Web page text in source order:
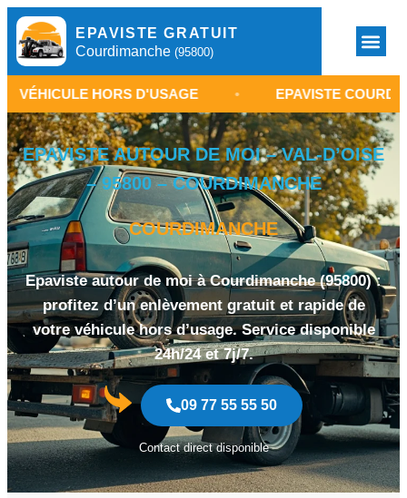
EPAVISTE GRATUIT
Courdimanche (95800)
HORS D'USAGE • EPAVISTE COURDIMANCHE
EPAVISTE AUTOUR DE MOI – VAL-D’OISE
– 95800 – COURDIMANCHE
COURDIMANCHE
Epaviste autour de moi à Courdimanche (95800) :
profitez d’un enlèvement gratuit et rapide de
votre véhicule hors d’usage. Service disponible
24h/24 et 7j/7.
09 77 55 55 50
Contact direct disponible